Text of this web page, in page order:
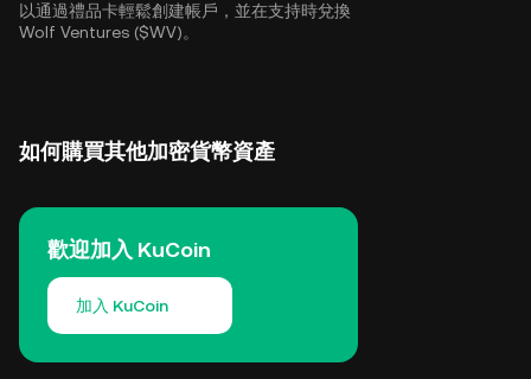
以通過禮品卡輕鬆創建帳戶，並在支持時兌換
Wolf Ventures ($WV)。
如何購買其他加密貨幣資產
歡迎加入 KuCoin
加入 KuCoin